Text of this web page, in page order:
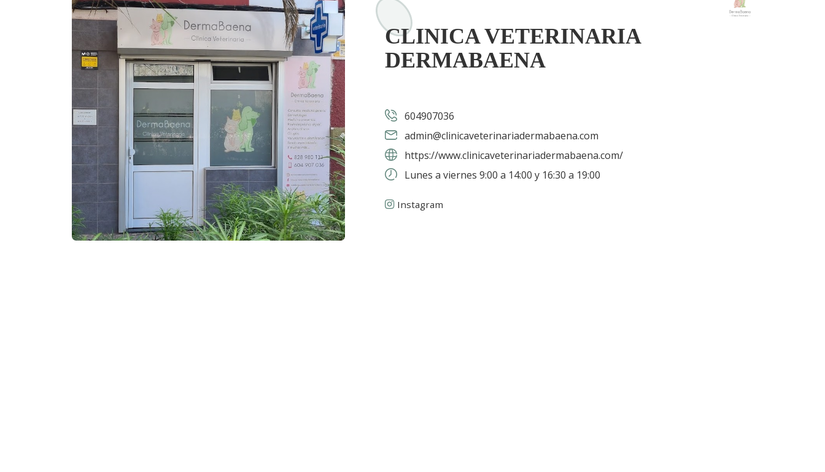
CLINICA VETERINARIA
DERMABAENA
604907036
admin@clinicaveterinariadermabaena.com
https://www.clinicaveterinariadermabaena.com/
Lunes a viernes 9:00 a 14:00 y 16:30 a 19:00
Instagram
INFORMACION PRODUCTOS
PUNTOS DE VENTA